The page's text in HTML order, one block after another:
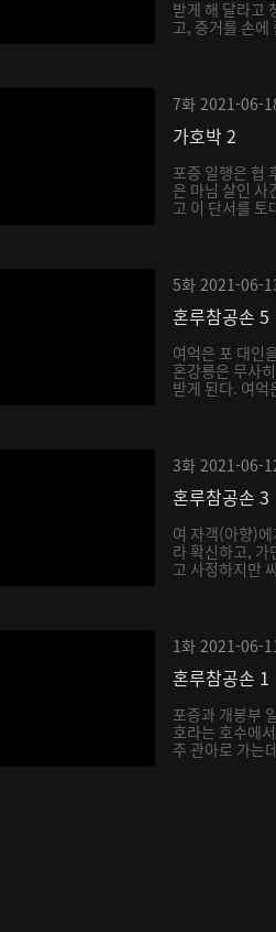
받게 해 달라고
고, 증거를 손에
7화 2021-06-
가호박 2
포증 일행은 협
은 마님 살인 사
고 이 단서를 토
5화 2021-06-
혼루참공손 5
여억은 포 대인
혼강룡은 무사
받게 된다. 여억
3화 2021-06-
혼루참공손 3
여 자객(아향)
라 확신하고, 가
고 사정하지만
1화 2021-06-
혼루참공손 1
포증과 개봉부
호라는 호수에
주 관아로 가는